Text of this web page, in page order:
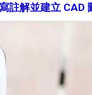
解並建立 CAD